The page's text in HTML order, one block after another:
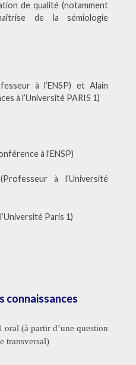
de qualité (notamment
de la sémiologie
à l’ENSP) et Alain
à l’Université PARIS 1)
à l’ENSP)
à l’Université
Paris 1)
connaissances
(à partir d’une question
transversal)